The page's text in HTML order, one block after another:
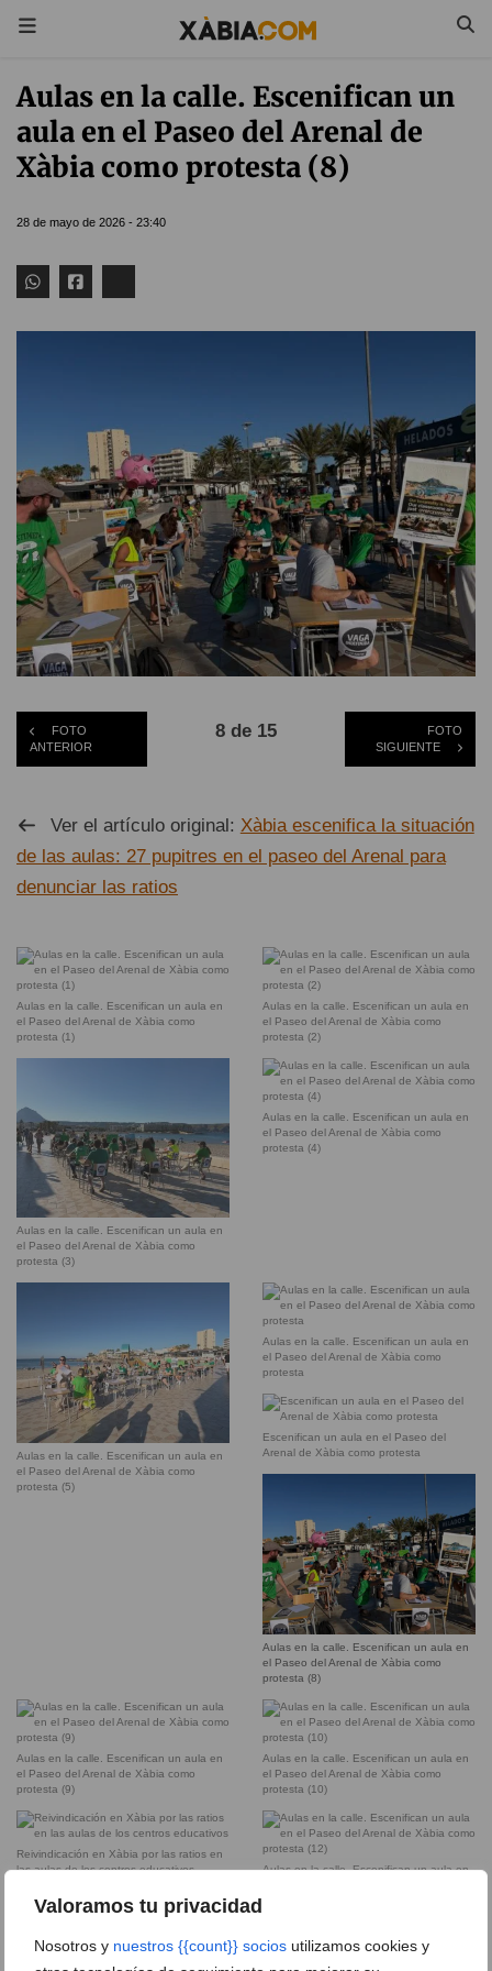
Valoramos tu privacidad
Nosotros y nuestros {{count}} socios utilizamos cookies y
Aulas en la calle. Escenifican un
aula en el Paseo del Arenal de
Xàbia como protesta (8)
28 de mayo de 2026 - 23:40
FOTO
ANTERIOR
8 de 15
FOTO
SIGUIENTE
Ver el artículo original: Xàbia escenifica la situación
de las aulas: 27 pupitres en el paseo del Arenal para
denunciar las ratios
Aulas en la calle. Escenifican un aula en
el Paseo del Arenal de Xàbia como
protesta (1)
Aulas en la calle. Escenifican un aula en
el Paseo del Arenal de Xàbia como
protesta (2)
Aulas en la calle. Escenifican un aula en
el Paseo del Arenal de Xàbia como
protesta (3)
Aulas en la calle. Escenifican un aula en
el Paseo del Arenal de Xàbia como
protesta (4)
Aulas en la calle. Escenifican un aula en
el Paseo del Arenal de Xàbia como
protesta (5)
Aulas en la calle. Escenifican un aula en
el Paseo del Arenal de Xàbia como
protesta
Escenifican un aula en el Paseo del
Arenal de Xàbia como protesta
Aulas en la calle. Escenifican un aula en
el Paseo del Arenal de Xàbia como
protesta (8)
Aulas en la calle. Escenifican un aula en
el Paseo del Arenal de Xàbia como
protesta (9)
Aulas en la calle. Escenifican un aula en
el Paseo del Arenal de Xàbia como
protesta (10)
Reivindicación en Xàbia por las ratios en
las aulas de los centros educativos
Aulas en la calle. Escenifican un aula en